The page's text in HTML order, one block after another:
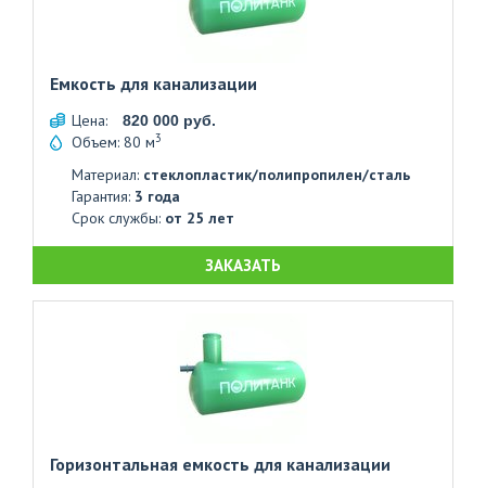
Емкость для канализации
Цена: 820 000 руб.
Объем: 80 м3
Материал: стеклопластик/полипропилен/сталь
Гарантия: 3 года
Срок службы: от 25 лет
ЗАКАЗАТЬ
Горизонтальная емкость для канализации